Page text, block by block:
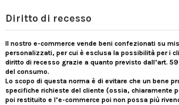
Diritto di recesso
Il nostro e-commerce vende beni confezionati su
personalizzati, per cui è esclusa la possibilità per i
diritto di recesso grazie a quanto previsto dall’art.
del consumo.
Lo scopo di questa norma è di evitare che un bene
specifiche richieste del cliente (ossia, chiaramente
poi restituito e l’e-commerce poi non possa più